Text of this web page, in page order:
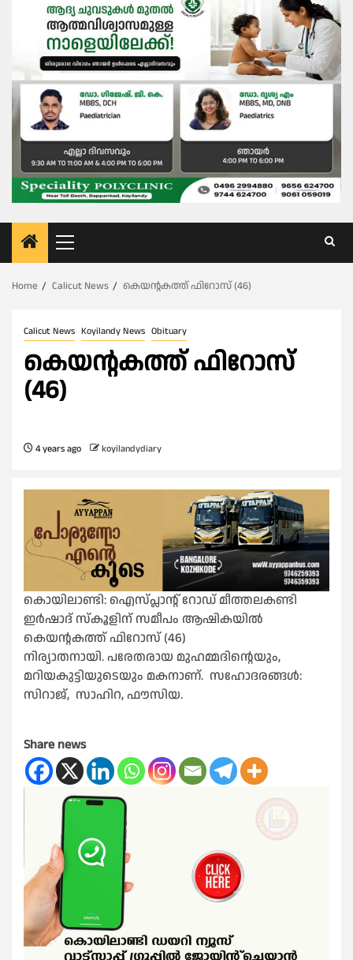
Primary
Menu
Home
Calicut News കെയൻ്റകത്ത് ഫിറോസ് (46)
Calicut News Koyilandy News Obituary
കെയൻ്റകത്ത് ഫിറോസ്
(46)
4 years ago koyilandydiary
കൊയിലാണ്ടി: ഐസ്‌പ്ലാൻ്റ് റോഡ് മീത്തലകണ്ടി
ഇർഷാദ് സ്കൂളിന് സമീപം ആഷികയിൽ
കെയൻ്റകത്ത് ഫിറോസ് (46)
നിര്യാതനായി. പരേതരായ മുഹമ്മദിൻ്റെയും,
മറിയകുട്ടിയുടെയും മകനാണ്. സഹോദരങ്ങൾ:
സിറാജ്, സാഹിറ, ഫൗസിയ.
Share news